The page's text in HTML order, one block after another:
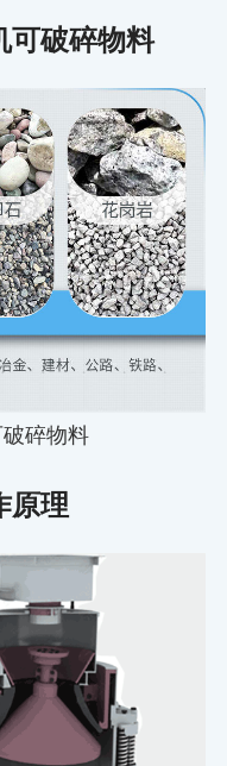
可破碎物料
碎物料
原理